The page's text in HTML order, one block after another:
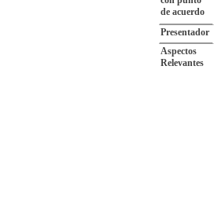
de acuerdo
Presentador
Aspectos
Relevantes